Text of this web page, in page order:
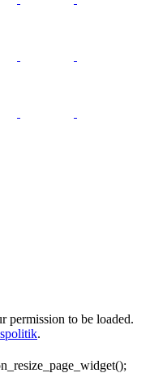
permission to be loaded.
.